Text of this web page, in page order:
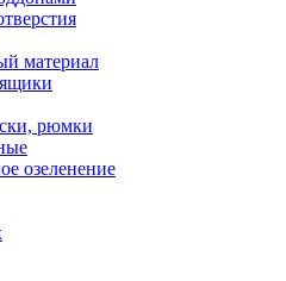
материал
рюмки
озеленение